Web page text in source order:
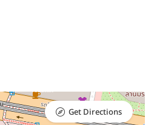
Get Directions